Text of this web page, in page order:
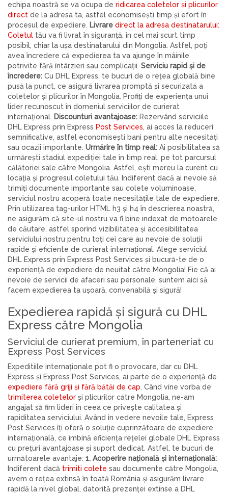
echipa noastră se va ocupa de ridicarea coletelor și plicurilor
direct de la adresa ta, astfel economisești timp și efort în
procesul de expediere. Livrare direct la adresa destinatarului:
Coletul tău va fi livrat în siguranță, în cel mai scurt timp
posibil, chiar la ușa destinatarului din Mongolia. Astfel, poți
avea încredere că expedierea ta va ajunge în mâinile
potrivite fără întârzieri sau complicații. Serviciu rapid și de
încredere: Cu DHL Express, te bucuri de o rețea globală bine
pusă la punct, ce asigură livrarea promptă și securizată a
coletelor și plicurilor în Mongolia. Profiți de experiența unui
lider recunoscut în domeniul serviciilor de curierat
internațional. Discounturi avantajoase: Rezervând serviciile
DHL Express prin Express Post Services, ai acces la reduceri
semnificative, astfel economisești bani pentru alte necesități
sau ocazii importante. Urmărire în timp real: Ai posibilitatea să
urmărești stadiul expediției tale în timp real, pe tot parcursul
călătoriei sale către Mongolia. Astfel, ești mereu la curent cu
locația și progresul coletului tău. Indiferent dacă ai nevoie să
trimiți documente importante sau colete voluminoase,
serviciul nostru acoperă toate necesitățile tale de expediere.
Prin utilizarea tag-urilor HTML h3 și h4 în descrierea noastră,
ne asigurăm că site-ul nostru va fi bine indexat de motoarele
de căutare, astfel sporind vizibilitatea și accesibilitatea
serviciului nostru pentru toți cei care au nevoie de soluții
rapide și eficiente de curierat internațional. Alege serviciul
DHL Express prin Express Post Services și bucură-te de o
experiență de expediere de neuitat către Mongolia! Fie că ai
nevoie de servicii de afaceri sau personale, suntem aici să
facem expedierea ta ușoară, convenabilă și sigură!
Expedierea rapidă și sigură cu DHL
Express către Mongolia
Serviciul de curierat premium, în parteneriat cu
Express Post Services
Expeditiile internaționale pot fi o provocare, dar cu DHL
Express și Express Post Services, ai parte de o experiență de
expediere fără griji și fără bătăi de cap. Când vine vorba de
trimiterea coletelor și plicurilor către Mongolia, ne-am
angajat să fim lideri în ceea ce privește calitatea și
rapiditatea serviciului. Având în vedere nevoile tale, Express
Post Services îți oferă o soluție cuprinzătoare de expediere
internațională, ce îmbină eficiența rețelei globale DHL Express
cu prețuri avantajoase și suport dedicat. Astfel, te bucuri de
următoarele avantaje: 1. Acoperire națională și internațională:
Indiferent dacă trimiti colete sau documente către Mongolia,
avem o rețea extinsă în toată România și asigurăm livrare
rapidă la nivel global, datorită prezenței extinse a DHL